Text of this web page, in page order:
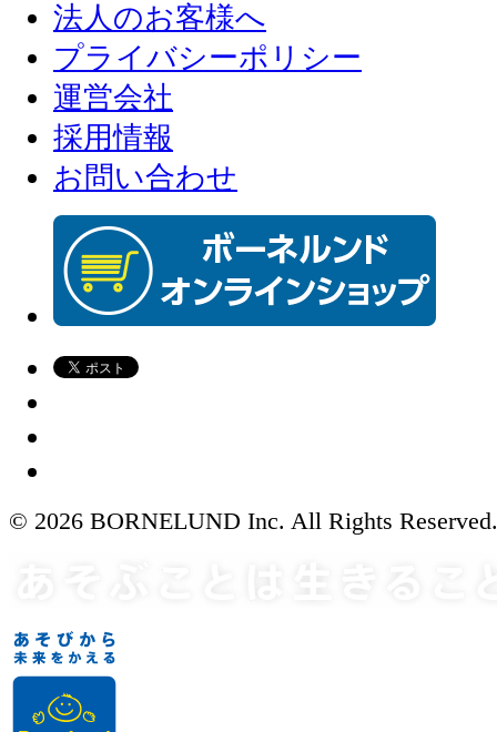
法人のお客様へ
プライバシーポリシー
運営会社
採用情報
お問い合わせ
© 2026 BORNELUND Inc. All Rights Reserved.